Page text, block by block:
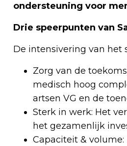
ondersteuning voor
Drie speerpunten van
De intensivering van het
Zorg van de
medisch hoog
artsen VG en de
Sterk in werk: Het
het gezamenlijk
Capaciteit &